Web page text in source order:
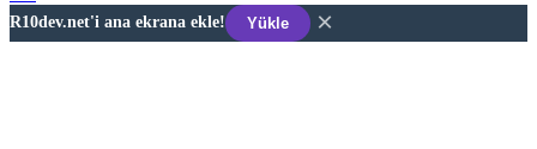
R10dev.net'i ana ekrana ekle! Yükle ×